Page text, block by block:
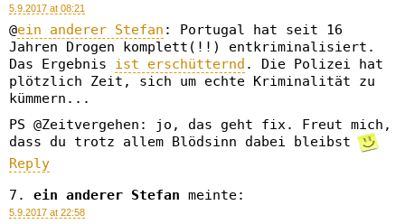
5.9.2017 at 08:21
@ein anderer Stefan : Portugal hat seit 16
Jahren Drogen komplett(!!) entkriminalisiert.
Das Ergebnis ist erschütternd . Die Polizei hat
plötzlich Zeit, sich um echte Kriminalität zu
kümmern...
PS @Zeitvergehen: jo, das geht fix. Freut mich,
dass du trotz allem Blödsinn dabei bleibst
Reply
ein anderer Stefan meinte:
5.9.2017 at 22:58